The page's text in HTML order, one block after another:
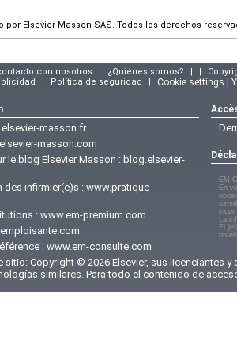
por Elsevier Masson SAS. Todos los derechos
con nosotros | ¿Quiénes somos? | |
| Política de seguridad | Cookie settings |
masson.fr
masson.com
le blog Elsevier Masson : blog.elsevier-
des infirmier(e)s : www.pratique-
: www.em-premium.com
emploisante.com
: www.em-consulte.com
EM-
En
La
El
sitio: Copyright © 2026 Elsevier, sus licenciantes
similares. Para todo el contenido de